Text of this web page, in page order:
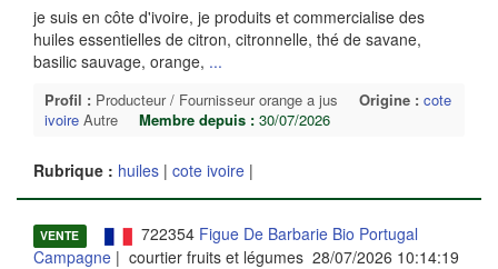
je suis en côte d'ivoire, je produits et commercialise des
huiles essentielles de citron, citronnelle, thé de savane,
basilic sauvage, orange, ...
Profil : Producteur / Fournisseur orange a jus Origine : cote
ivoire Autre Membre depuis : 30/07/2026
Rubrique : huiles | cote ivoire |
VENTE 722354 Figue De Barbarie Bio Portugal
Campagne | courtier fruits et légumes 28/07/2026 10:14:19